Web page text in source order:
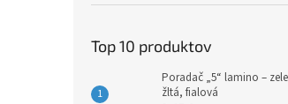
Top 10 produktov
Poradač „5“ lamino –
žltá, fialová